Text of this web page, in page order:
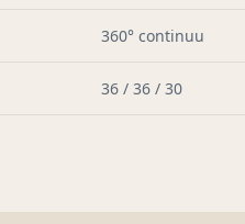
360° continuu
36 / 36 / 30